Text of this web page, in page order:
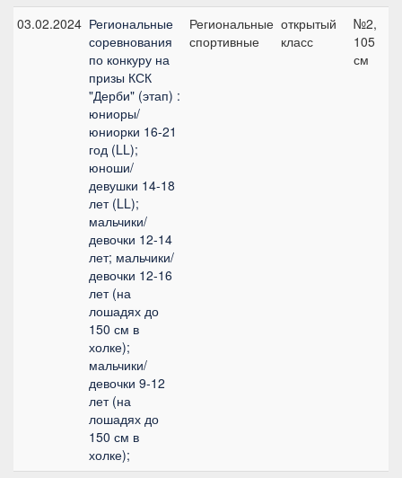
03.02.2024 Региональные
соревнования
по конкуру на
призы КСК
"Дерби" (этап) :
юниоры/
юниорки 16-21
год (LL);
юноши/
девушки 14-18
лет (LL);
мальчики/
девочки 12-14
лет; мальчики/
девочки 12-16
лет (на
лошадях до
150 см в
холке);
мальчики/
девочки 9-12
лет (на
лошадях до
150 см в
холке);
Региональные
спортивные
открытый
класс
№2,
105
см